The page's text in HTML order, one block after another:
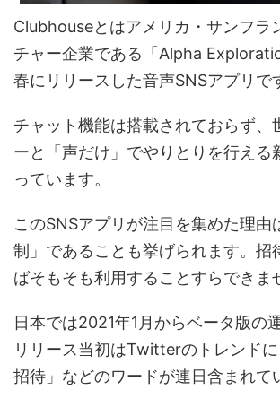
Clubhouseとはアメリカ・サンフラ
チャー企業である「Alpha
春にリリースした音声SNSアプリで
チャット機能は搭載されておらず、
ーと「声だけ」でやりとりを行える
っています。
このSNSアプリが注目を集めた理由
制」であることも挙げられます。招
ばそもそも利用することすらできま
日本では2021年1月からベータ版の
リリース当初はTwitterのトレンド
招待」などのワードが連日含まれて